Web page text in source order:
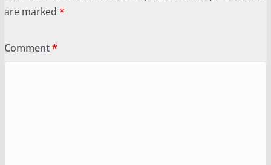
are marked *
Comment*